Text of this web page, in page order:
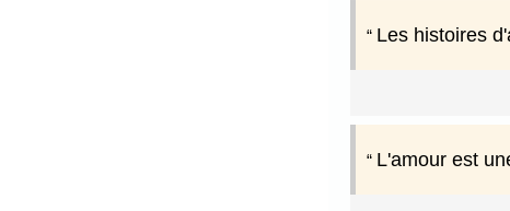
Les histoires
L'amour est